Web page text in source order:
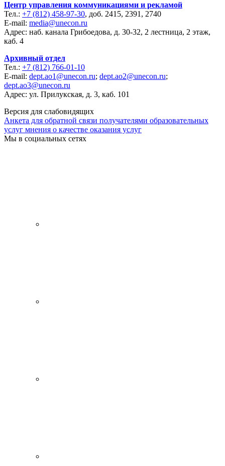
Центр управления коммуникациями и рекламой
Тел.: +7 (812) 458-97-30, доб. 2415, 2391, 2740
E-mail: media@unecon.ru
Адрес: наб. канала Грибоедова, д. 30-32, 2 лестница, 2 этаж,
каб. 4
Архивный отдел
Тел.: +7 (812) 766-01-10
E-mail: dept.ao1@unecon.ru; dept.ao2@unecon.ru;
dept.ao3@unecon.ru
Адрес: ул. Прилукская, д. 3, каб. 101
Версия для слабовидящих
Анкета для обратной связи получателями образовательных
услуг мнения о качестве оказания услуг
Мы в социальных сетях